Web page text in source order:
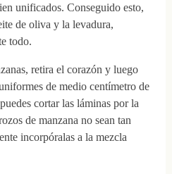
unificados. Conseguido esto,
de oliva y la levadura,
todo.
retira el corazón y luego
de medio centímetro de
cortar las láminas por la
de manzana no sean tan
incorpóralas a la mezcla